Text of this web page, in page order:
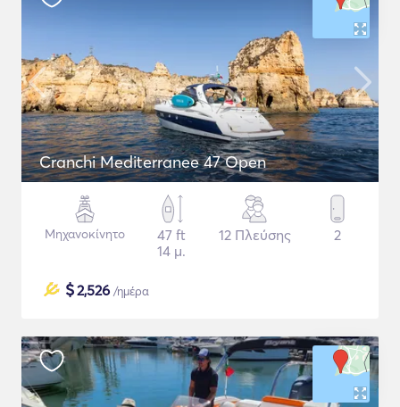
Cranchi Mediterranee 47 Open
Μηχανοκίνητο
47 ft
14 μ.
12 Πλεύσης 2
$2,526 /ημέρα